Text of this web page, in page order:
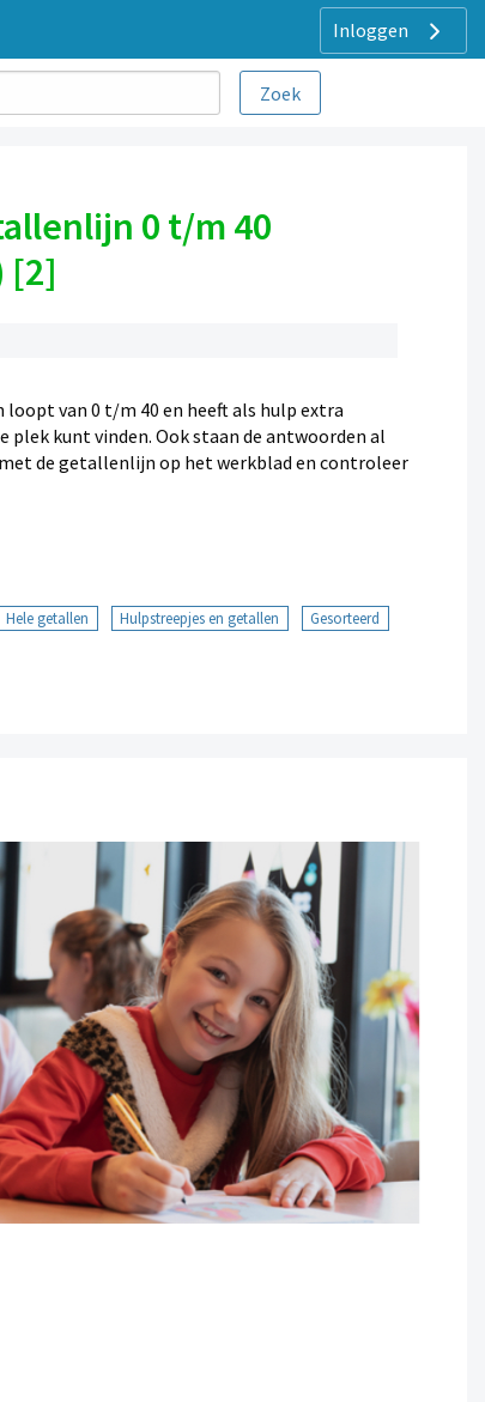
Inloggen
0 t/m 40
[2]
van 0 t/m 40 en heeft als hulp extra
kunt vinden. Ook staan de antwoorden al
de getallenlijn op het werkblad en controleer
Hele getallen Hulpstreepjes en getallen Gesorteerd